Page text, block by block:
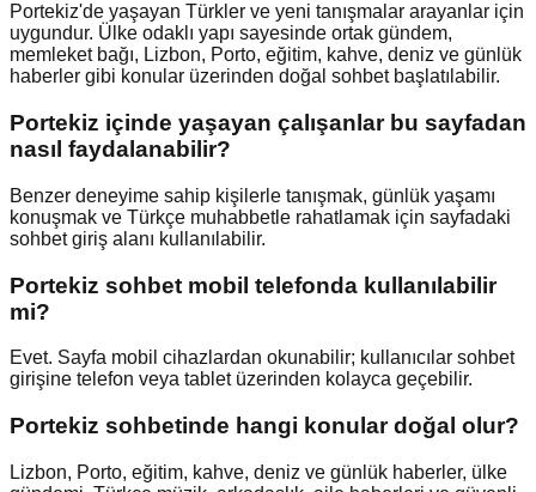
Portekiz'de yaşayan Türkler ve yeni tanışmalar arayanlar için
uygundur. Ülke odaklı yapı sayesinde ortak gündem,
memleket bağı, Lizbon, Porto, eğitim, kahve, deniz ve günlük
haberler gibi konular üzerinden doğal sohbet başlatılabilir.
Portekiz içinde yaşayan çalışanlar bu sayfadan
nasıl faydalanabilir?
Benzer deneyime sahip kişilerle tanışmak, günlük yaşamı
konuşmak ve Türkçe muhabbetle rahatlamak için sayfadaki
sohbet giriş alanı kullanılabilir.
Portekiz sohbet mobil telefonda kullanılabilir
mi?
Evet. Sayfa mobil cihazlardan okunabilir; kullanıcılar sohbet
girişine telefon veya tablet üzerinden kolayca geçebilir.
Portekiz sohbetinde hangi konular doğal olur?
Lizbon, Porto, eğitim, kahve, deniz ve günlük haberler, ülke